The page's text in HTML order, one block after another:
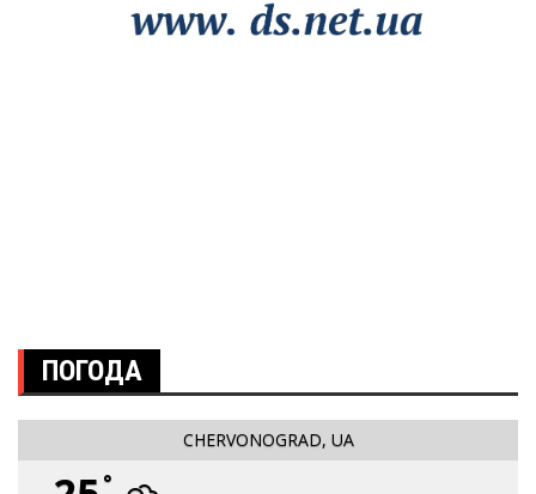
ПОГОДА
CHERVONOGRAD, UA
°